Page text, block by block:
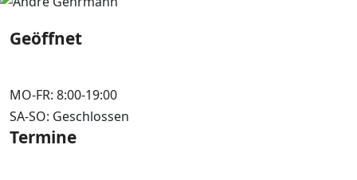
Geöffnet
MO-FR: 8:00-19:00
SA-SO: Geschlossen
Termine